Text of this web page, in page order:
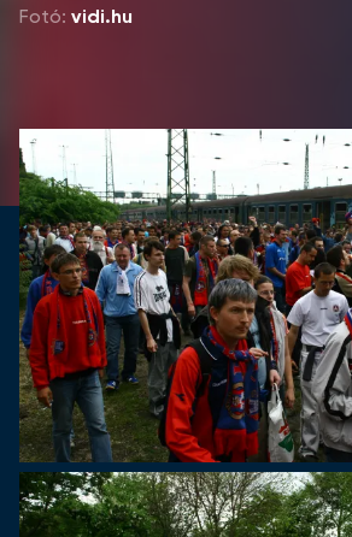
Fotó: vidi.hu